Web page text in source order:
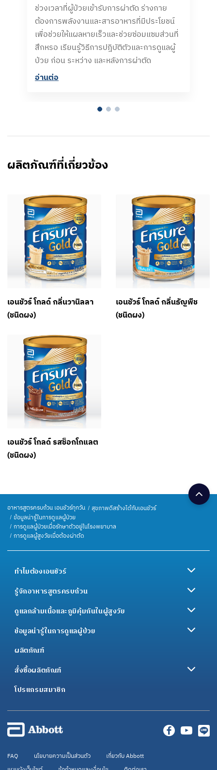
ช่วงเวลาที่ผู้ป่วยเข้ารับการผ่าตัด ร่างกาย
ต้องการพลังงานและสารอาหารที่มีประโยชน์
เพื่อช่วยให้แผลหายเร็วและช่วยซ่อมแซมส่วนที่
สึกหรอ เรียนรู้วิธีการปฎิบัติตัวและการดูแลผู้
ป่วย ก่อน ระหว่าง และหลังการผ่าตัด
อ่านต่อ
ผลิตภัณฑ์ที่เกี่ยวข้อง
เอนชัวร์ โกลด์ กลิ่นวานิลลา
(ชนิดผง)
เอนชัวร์ โกลด์ กลิ่นธัญพืช
(ชนิดผง)
เอนชัวร์ โกลด์ รสช็อกโกแลต
(ชนิดผง)
อาหารสูตรครบถ้วน เอนชัวร์ทุกวัน
สุขภาพดีสร้างได้กับเอนชัวร์
ข้อมูลน่ารู้ในการดูแลผู้ป่วย
การดูแลผู้ป่วยเมื่อรักษาตัวอยู่ในโรงพยาบาล
การดูแลผู้สูงวัยเมื่อต้องผ่าตัด
ทำไมต้องเอนชัวร์
รู้จักอาหารสูตรครบถ้วน
ดูแลกล้ามเนื้อและภูมิคุ้มกันในผู้สูงวัย
ข้อมูลน่ารู้ในการดูแลผู้ป่วย
ผลิตภัณฑ์
สั่งซื้อผลิตภัณฑ์
โปรแกรมสมาชิก
FAQ นโยบายความเป็นส่วนตัว
เกี่ยวกับ Abbott